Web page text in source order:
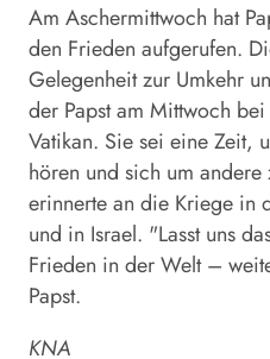
Am Aschermittwoch hat
den Frieden aufgerufen.
Gelegenheit zur Umkehr
der Papst am Mittwoch
Vatikan. Sie sei eine Zeit,
hören und sich um andere
erinnerte an die Kriege in
und in Israel. "Lasst uns
Frieden in der Welt –
Papst.
KNA